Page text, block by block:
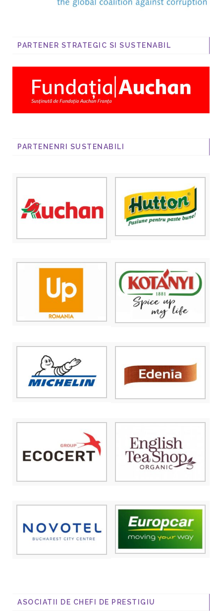
PARTENER STRATEGIC SI SUSTENABIL
PARTENENRI SUSTENABILI
ASOCIATII DE CHEFI DE PRESTIGIU